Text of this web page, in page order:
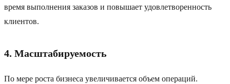
время выполнения заказов и повышает удовлетворенность
клиентов.
4. Масштабируемость
По мере роста бизнеса увеличивается объем операций.